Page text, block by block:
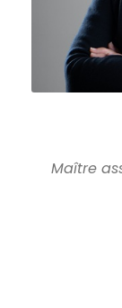
Maître